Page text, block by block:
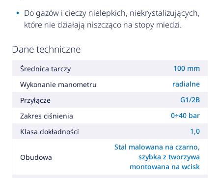
Do gazów i cieczy nielepkich, niekrystalizujących,
które nie działają niszcząco na stopy miedzi.
Dane techniczne
Średnica tarczy
100 mm
Wykonanie manometru
radialne
Przyłącze
G1/2B
Zakres ciśnienia
0÷40 bar
Klasa dokładności
1,0
Obudowa
Stal malowana na czarno,
szybka z tworzywa
montowana na wcisk